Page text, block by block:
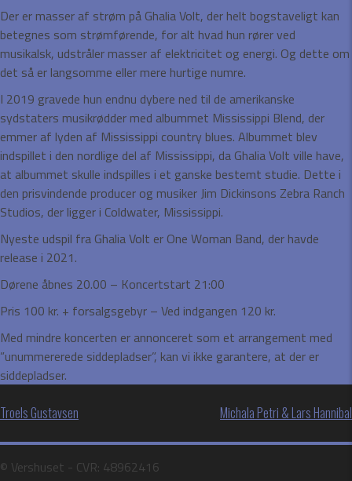
Der er masser af strøm på Ghalia Volt, der helt bogstaveligt kan
betegnes som strømførende, for alt hvad hun rører ved
musikalsk, udstråler masser af elektricitet og energi. Og dette om
det så er langsomme eller mere hurtige numre.
I 2019 gravede hun endnu dybere ned til de amerikanske
sydstaters musikrødder med albummet Mississippi Blend, der
emmer af lyden af Mississippi country blues. Albummet blev
indspillet i den nordlige del af Mississippi, da Ghalia Volt ville have,
at albummet skulle indspilles i et ganske bestemt studie. Dette i
den prisvindende producer og musiker Jim Dickinsons Zebra Ranch
Studios, der ligger i Coldwater, Mississippi.
Nyeste udspil fra Ghalia Volt er One Woman Band, der havde
release i 2021.
Dørene åbnes 20.00 – Koncertstart 21:00
Pris 100 kr. + forsalgsgebyr – Ved indgangen 120 kr.
Med mindre koncerten er annonceret som et arrangement med
”unummererede siddepladser”, kan vi ikke garantere, at der er
siddepladser.
Indlægsnavigation
Troels Gustavsen Michala Petri & Lars Hannibal
©️ Vershuset - CVR: 48962416